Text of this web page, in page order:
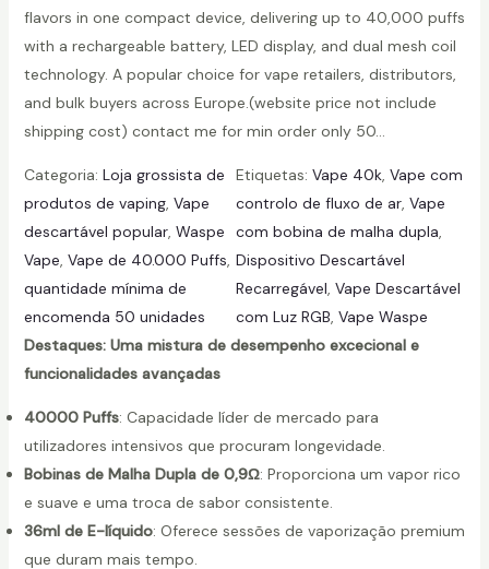
avaliações
de clientes
flavors in one compact device, delivering up to 40,000 puffs
with a rechargeable battery, LED display, and dual mesh coil
technology. A popular choice for vape retailers, distributors,
and bulk buyers across Europe.(website price not include
shipping cost) contact me for min order only 50…
Categoria: Loja grossista de
produtos de vaping, Vape
descartável popular, Waspe
Vape, Vape de 40.000 Puffs
quantidade mínima de
encomenda 50 unidades
Etiquetas:Vape 40k, Vape com
controlo de fluxo de ar, Vape
com bobina de malha dupla
Dispositivo Descartável
Recarregável, Vape Descartável
com Luz RGB, Vape Waspe
Destaques: Uma mistura de desempenho excecional e
funcionalidades avançadas
40000 Puffs: Capacidade líder de mercado para
utilizadores intensivos que procuram longevidade.
Bobinas de Malha Dupla de 0,9Ω: Proporciona um vapor rico
e suave e uma troca de sabor consistente.
36ml de E-líquido: Oferece sessões de vaporização premium
que duram mais tempo.